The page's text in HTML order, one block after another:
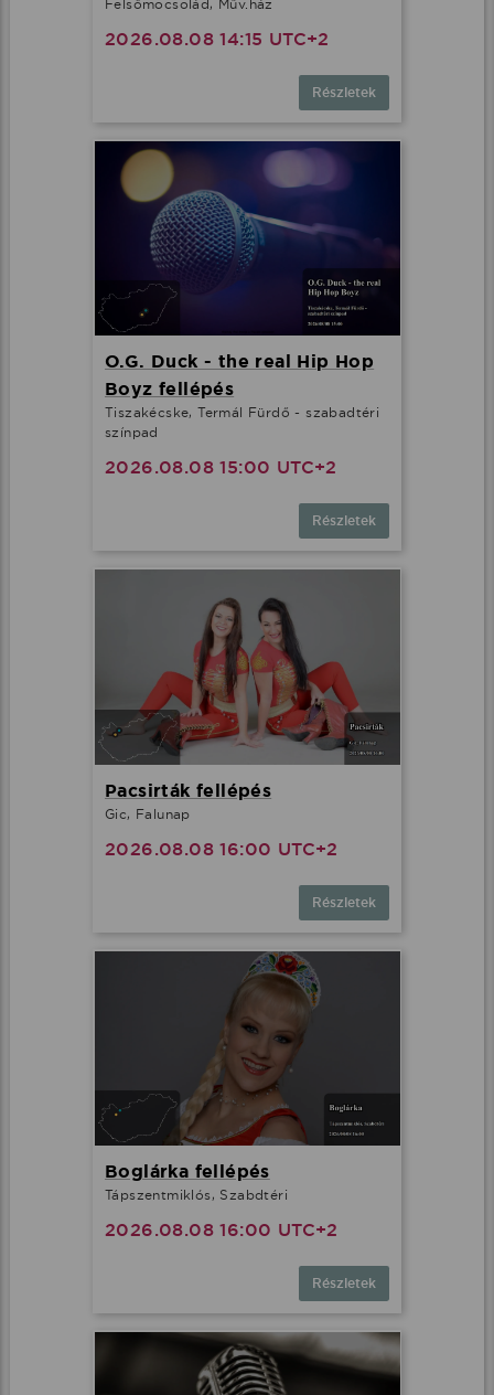
Felsőmocsolád, Műv.ház
2026.08.08 14:15 UTC+2
Részletek
O.G. Duck - the real Hip Hop
Boyz fellépés
Tiszakécske, Termál Fürdő - szabadtéri
színpad
2026.08.08 15:00 UTC+2
Részletek
Pacsirták fellépés
Gic, Falunap
2026.08.08 16:00 UTC+2
Részletek
Boglárka fellépés
Tápszentmiklós, Szabdtéri
2026.08.08 16:00 UTC+2
Részletek